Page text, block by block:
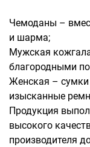
Чемоданы –
и шарма;
Мужская
благородными
Женская –
изысканные
Продукция
высокого
производителя